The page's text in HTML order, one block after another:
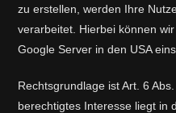
zu erstellen, werden Ihre
verarbeitet. Hierbei können
Google Server in den USA
Rechtsgrundlage ist Art. 6
berechtigtes Interesse liegt in